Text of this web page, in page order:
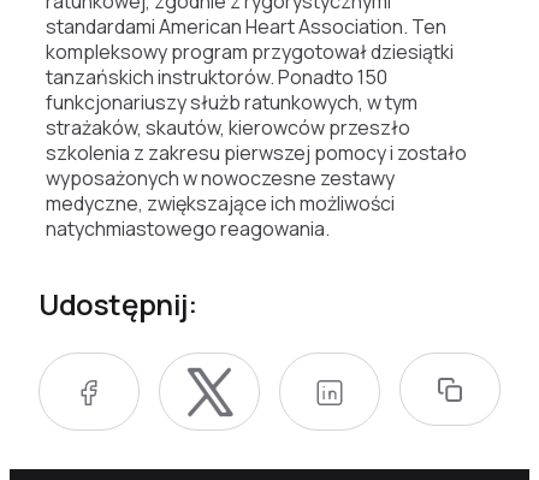
standardami American Heart Association. Ten
kompleksowy program przygotował dziesiątki
tanzańskich instruktorów. Ponadto 150
funkcjonariuszy służb ratunkowych, w tym
strażaków, skautów, kierowców przeszło
szkolenia z zakresu pierwszej pomocy i zostało
wyposażonych w nowoczesne zestawy
medyczne, zwiększające ich możliwości
natychmiastowego reagowania.
Udostępnij: